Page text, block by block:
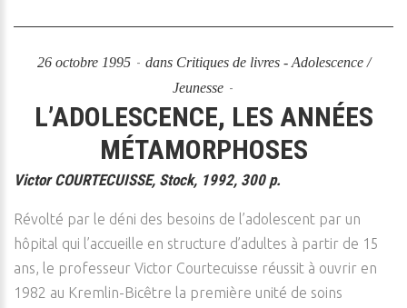
26 octobre 1995 dans Critiques de livres - Adolescence /
Jeunesse
L’ADOLESCENCE, LES ANNÉES
MÉTAMORPHOSES
Victor COURTECUISSE, Stock, 1992, 300 p.
Révolté par le déni des besoins de l’adolescent par un
hôpital qui l’accueille en structure d’adultes à partir de 15
ans, le professeur Victor Courtecuisse réussit à ouvrir en
1982 au Kremlin-Bicêtre la première unité de soins